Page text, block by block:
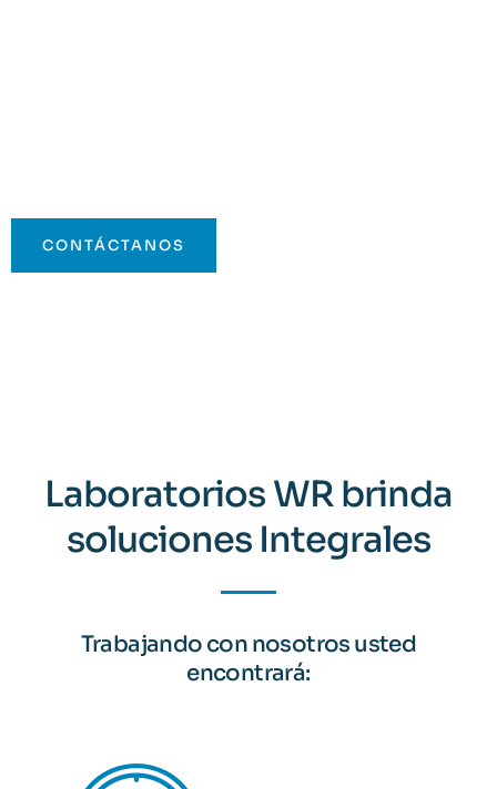
CONTÁCTANOS
Laboratorios WR brinda
soluciones Integrales
Trabajando con nosotros usted
encontrará: